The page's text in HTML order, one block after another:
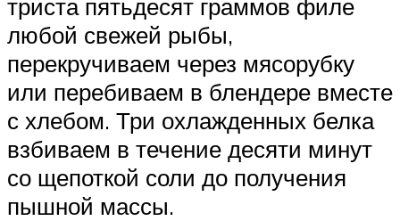
триста пятьдесят граммов филе
любой свежей рыбы,
перекручиваем через мясорубку
или перебиваем в блендере вместе
с хлебом. Три охлажденных белка
взбиваем в течение десяти минут
со щепоткой соли до получения
пышной массы.